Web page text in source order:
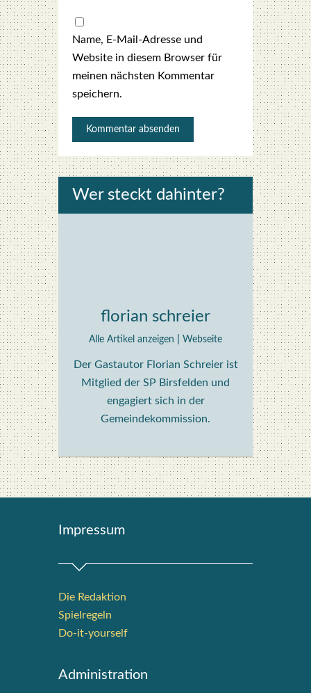
Name, E-Mail-Adresse und
Website in diesem Browser für
meinen nächsten Kommentar
speichern.
Wer steckt dahin­ter?
florian schreier
Alle Artikel anzeigen Webseite
Der Gastautor Florian Schreier ist
Mitglied der SP Birsfelden und
engagiert sich in der
Gemeindekommission.
Impres­sum
Die Redak­ti­on
Spiel­re­geln
Do-it-your­s­elf
Admi­nis­tra­ti­on